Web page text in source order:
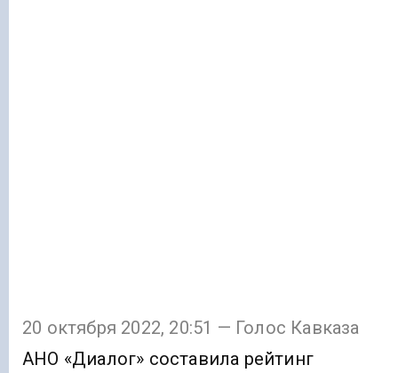
20 октября 2022, 20:51 — Голос Кавказа
АНО «Диалог» составила рейтинг